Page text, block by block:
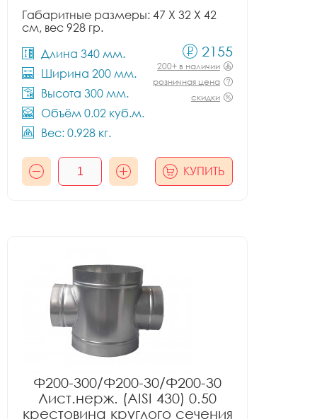
Габаритные размеры: 47 X 32 X 42
см, вес 928 гр.
Длина 340 мм.
Ширина 200 мм.
Высота 300 мм.
Объём 0.02 куб.м.
Вес: 0.928 кг.
2155
200+ в наличии
розничная цена
скидки
КУПИТЬ
Ф200-300/Ф200-30/Ф200-30
Лист.нерж. (AISI 430) 0.50
крестовина круглого сечения